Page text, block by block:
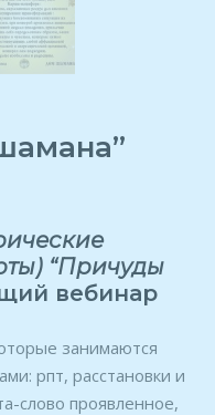
“Причуды
вебинар
занимаются
рпт, расстановки и
слово проявленное,